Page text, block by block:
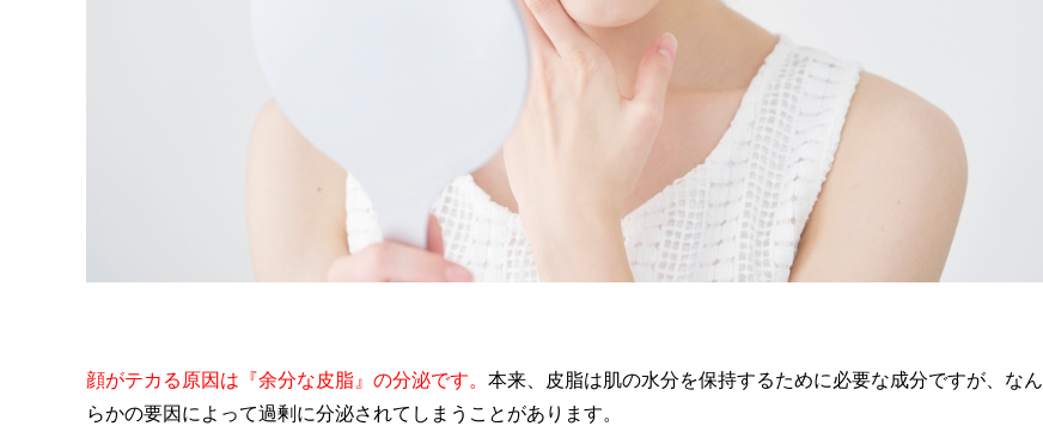
顔がテカる原因は『余分な皮脂』の分泌です。 本来、皮脂は肌の水分を保持するために必要な成分ですが、なん
らかの要因によって過剰に分泌されてしまうことがあります。